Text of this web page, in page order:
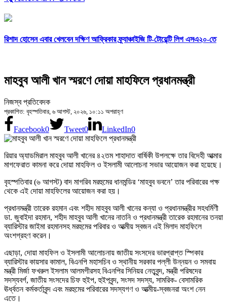
রিশাদ হোসেন এবার খেলবেন দক্ষিণ আফ্রিকার ফ্র্যাঞ্চাইজি টি-টোয়েন্টি লিগ এসএ২০-তে
মাহবুব আলী খান স্মরণে দোয়া মাহফিলে প্রধানমন্ত্রী
নিজস্ব প্রতিবেদক
প্রকাশিত: বৃহস্পতিবার, ৬ আগস্ট, ২০২৬, ১০:১১ অপরাহ্ণ
Facebook0 Tweet0 LinkedIn0
রিয়ার অ্যাডমিরাল মাহবুব আলী খানের ৪২তম শাহাদাত বার্ষিকী উপলক্ষে তার বিদেহী আত্মার
মাগফেরাত কামনা করে দোয়া মাহফিল ও ইসলামী আলোচনা সভার আয়োজন করা হয়েছে।
বৃহস্পতিবার (৬ আগস্ট) বাদ মাগরিব মরহুমের ধানমন্ডির ‘মাহবুব ভবনে’ তার পরিবারের পক্ষ
থেকে এই দোয়া মাহফিলের আয়োজন করা হয়।
প্রধানমন্ত্রী তারেক রহমান এবং শহীদ মাহবুব আলী খানের কন্যা ও প্রধানমন্ত্রীর সহধর্মিণী
ডা. জুবাইদা রহমান, শহীদ মাহবুব আলী খানের নাতনি ও প্রধানমন্ত্রী তারেক রহমানের তনয়া
ব্যারিস্টার জাইমা রহমানসহ মরহুমের পরিবার ও আত্মীয় স্বজন এই মিলাদ মাহফিলে
অংশগ্রহণ করেন।
এছাড়া, দোয়া মাহফিল ও ইসলামী আলোচনায় জাতীয় সংসদের ভারপ্রাপ্ত স্পিকার
ব্যারিস্টার কায়সার কামাল, বিএনপি মহাসচিব ও স্থানীয় সরকার পল্লী উন্নয়ন ও সমবায়
মন্ত্রী মির্জা ফখরুল ইসলাম আলমগীরসহ বিএনপির সিনিয়র নেতৃবৃন্দ, মন্ত্রী পরিষদের
সদস্যবর্গ, জাতীয় সংসদের চিফ হুইপ, হুইপবৃন্দ, সংসদ সদস্য, সামরিক- বেসামরিক
ঊর্ধ্বতন কর্মকর্তাবৃন্দ এবং মরহুমের পরিবারের সদস্যগণ ও আত্মীয়-স্বজনরা অংশ নেন
এতে।